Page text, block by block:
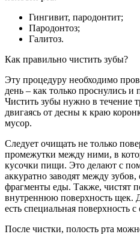
Гингивит, пародонтит;
Пародонтоз;
Галитоз.
Как правильно чистить зубы?
Эту процедуру необходимо
день – как только проснулись и
Чистить зубы нужно в течение
двигаясь от десны к краю
мусор.
Следует очищать не только
промежутки между ними, в
кусочки пищи. Это делают с
аккуратно заводят между
фрагменты еды. Также, чистят
внутреннюю поверхность щек.
есть специальная поверхность
После чистки, полость рта